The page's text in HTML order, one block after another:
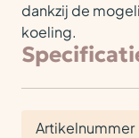
dankzij de
koeling.
Artikelnummer